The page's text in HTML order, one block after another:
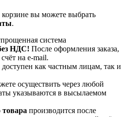
корзине вы можете выбрать
.
система
НДС! После оформления заказа,
на e-mail.
доступен как частным лицам, так и
осуществить через любой
указываются в высылаемом
товара производится после